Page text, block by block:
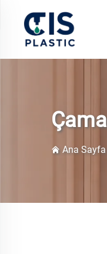
Ana Sayfa